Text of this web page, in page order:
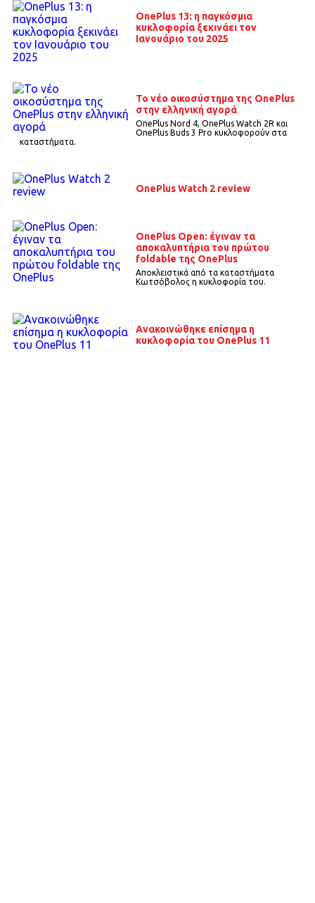
ΟnePlus 13: η παγκόσμια
κυκλοφορία ξεκινάει τον
Ιανουάριο του 2025
To νέο οικοσύστημα της OnePlus
στην ελληνική αγορά
OnePlus Nord 4, OnePlus Watch 2R και
OnePlus Buds 3 Pro κυκλοφορούν στα
καταστήματα.
OnePlus Watch 2 review
OnePlus Open: έγιναν τα
αποκαλυπτήρια του πρώτου
foldable της OnePlus
Αποκλειστικά από τα καταστήματα
Κωτσόβολος η κυκλοφορία του.
Ανακοινώθηκε επίσημα η
κυκλοφορία του OnePlus 11